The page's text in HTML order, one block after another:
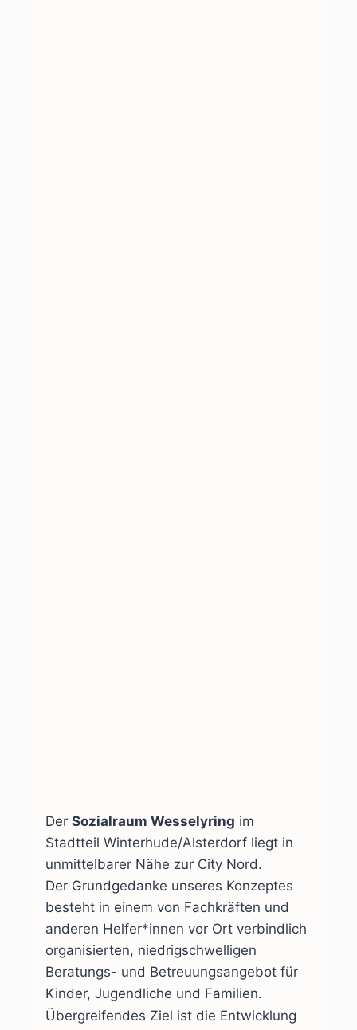
Der Sozialraum Wesselyring im
Stadtteil Winterhude/Alsterdorf liegt in
unmittelbarer Nähe zur City Nord.
Der Grundgedanke unseres Konzeptes
besteht in einem von Fachkräften und
anderen Helfer*innen vor Ort verbindlich
organisierten, niedrigschwelligen
Beratungs- und Betreuungsangebot für
Kinder, Jugendliche und Familien.
Übergreifendes Ziel ist die Entwicklung